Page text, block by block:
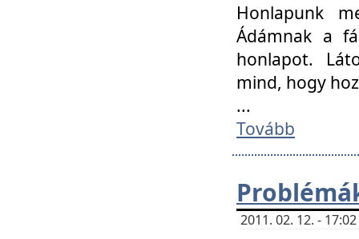
Honlapunk
Ádámnak a
honlapot.
mind, hogy
...
Tovább
2011. 02. 12. -